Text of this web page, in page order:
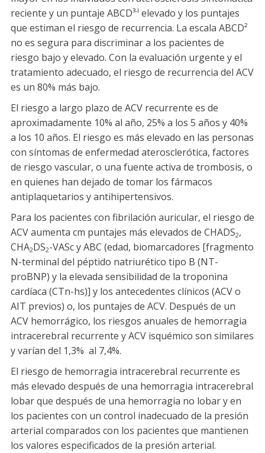
reciente y un puntaje ABCD³-I elevado y los puntajes
que estiman el riesgo de recurrencia. La escala ABCD²
no es segura para discriminar a los pacientes de
riesgo bajo y elevado. Con la evaluación urgente y el
tratamiento adecuado, el riesgo de recurrencia del ACV
es un 80% más bajo.
El riesgo a largo plazo de ACV recurrente es de
aproximadamente 10% al año, 25% a los 5 años y 40%
a los 10 años. El riesgo es más elevado en las personas
con síntomas de enfermedad aterosclerótica, factores
de riesgo vascular, o una fuente activa de trombosis, o
en quienes han dejado de tomar los fármacos
antiplaquetarios y antihipertensivos.
Para los pacientes con fibrilación auricular, el riesgo de
ACV aumenta cm puntajes más elevados de CHADS2,
CHA2DS2-VASc y ABC (edad, biomarcadores [fragmento
N-terminal del péptido natriurético tipo B (NT-
proBNP) y la elevada sensibilidad de la troponina
cardíaca (CTn-hs)] y los antecedentes clínicos (ACV o
AIT previos) o, los puntajes de ACV. Después de un
ACV hemorrágico, los riesgos anuales de hemorragia
intracerebral recurrente y ACV isquémico son similares
y varían del 1,3% al 7,4%.
El riesgo de hemorragia intracerebral recurrente es
más elevado después de una hemorragia intracerebral
lobar que después de una hemorragia no lobar y en
los pacientes con un control inadecuado de la presión
arterial comparados con los pacientes que mantienen
los valores especificados de la presión arterial.